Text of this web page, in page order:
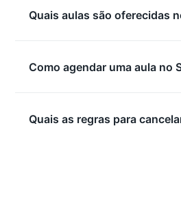
Quais aulas são oferecidas
Como agendar uma aula no
Quais as regras para